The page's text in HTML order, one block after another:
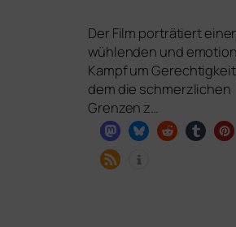
Der Film por­trä­tiert
wüh­len­den und
Kampf um
dem die schmerz­li­chen
Grenzen z…